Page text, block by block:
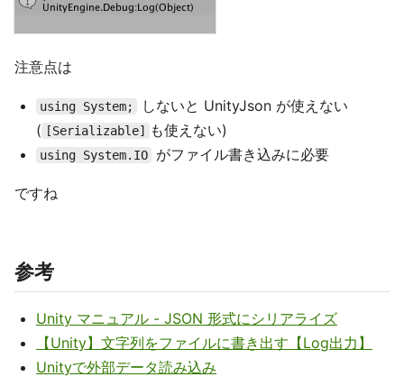
注意点は
using System;
しないと UnityJson が使えない
( [Serializable] も使えない)
using System.IO がファイル書き込みに必要
ですね
参考
Unity マニュアル - JSON 形式にシリアライズ
【Unity】文字列をファイルに書き出す【Log出力】
Unityで外部データ読み込み